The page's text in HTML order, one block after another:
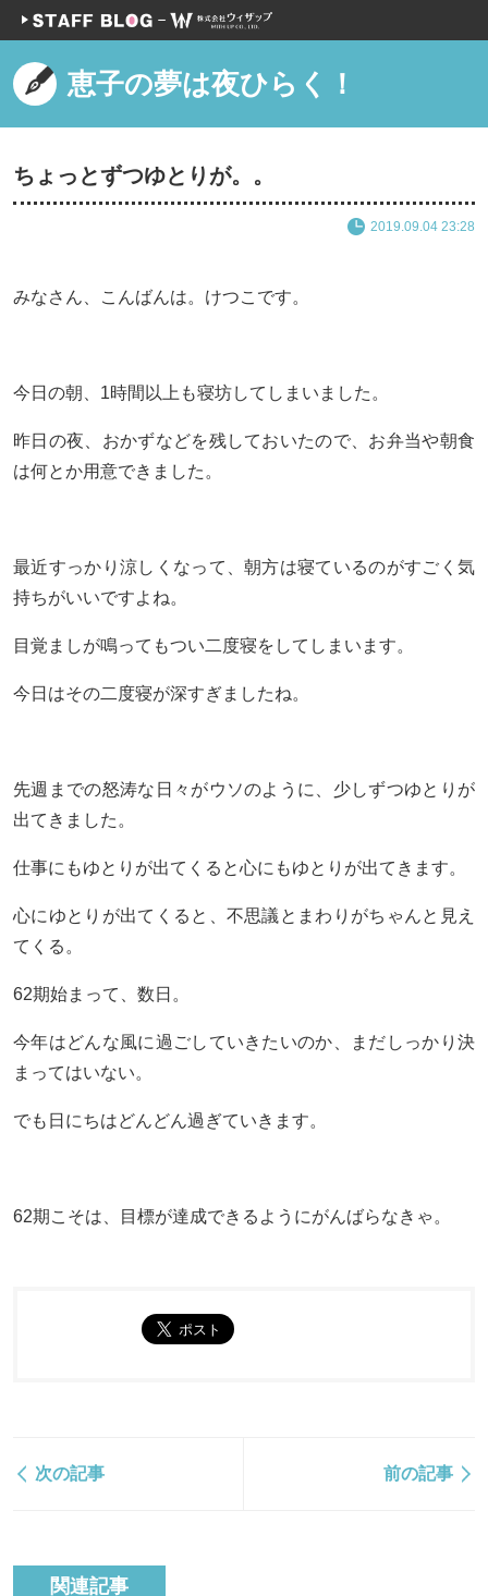
恵子の夢は夜ひらく！
ちょっとずつゆとりが。。
2019.09.04 23:28
みなさん、こんばんは。けつこです。
今日の朝、1時間以上も寝坊してしまいました。
昨日の夜、おかずなどを残しておいたので、お弁当や朝食
は何とか用意できました。
最近すっかり涼しくなって、朝方は寝ているのがすごく気
持ちがいいですよね。
目覚ましが鳴ってもつい二度寝をしてしまいます。
今日はその二度寝が深すぎましたね。
先週までの怒涛な日々がウソのように、少しずつゆとりが
出てきました。
仕事にもゆとりが出てくると心にもゆとりが出てきます。
心にゆとりが出てくると、不思議とまわりがちゃんと見え
てくる。
62期始まって、数日。
今年はどんな風に過ごしていきたいのか、まだしっかり決
まってはいない。
でも日にちはどんどん過ぎていきます。
62期こそは、目標が達成できるようにがんばらなきゃ。
次の記事 前の記事
関連記事